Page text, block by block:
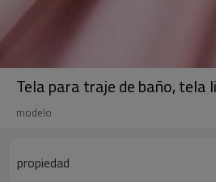
Tela para traje de baño, tela
modelo
propiedad